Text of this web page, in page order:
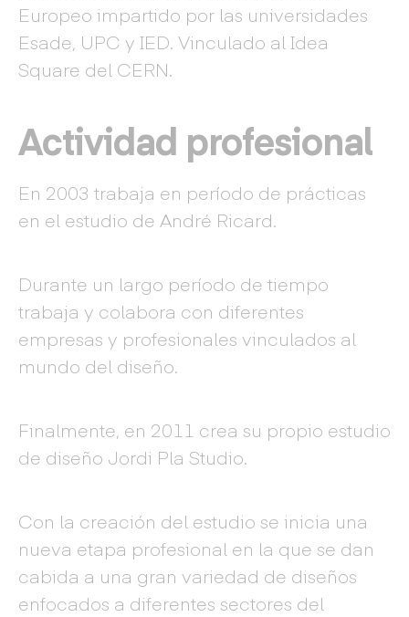
Europeo impartido por las universidades
Esade, UPC y IED. Vinculado al Idea
Square del CERN.
Actividad profesional
En 2003 trabaja en período de prácticas
en el estudio de André Ricard.
Durante un largo período de tiempo
trabaja y colabora con diferentes
empresas y profesionales vinculados al
mundo del diseño.
Finalmente, en 2011 crea su propio estudio
de diseño Jordi Pla Studio.
Con la creación del estudio se inicia una
nueva etapa profesional en la que se dan
cabida a una gran variedad de diseños
enfocados a diferentes sectores del